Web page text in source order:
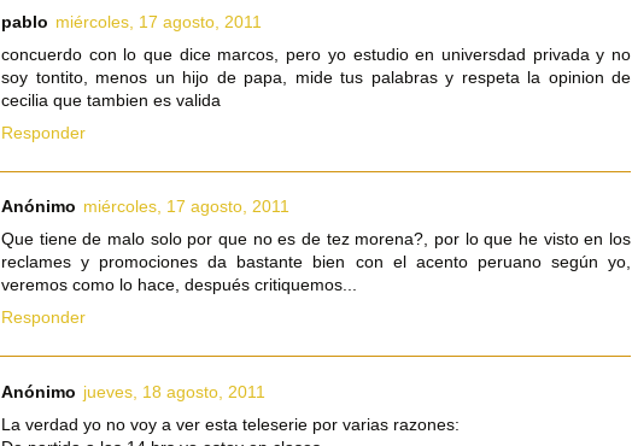
pablo miércoles, 17 agosto, 2011
concuerdo con lo que dice marcos, pero yo estudio en universdad privada y no
soy tontito, menos un hijo de papa, mide tus palabras y respeta la opinion de
cecilia que tambien es valida
Responder
Anónimo miércoles, 17 agosto, 2011
Que tiene de malo solo por que no es de tez morena?, por lo que he visto en los
reclames y promociones da bastante bien con el acento peruano según yo,
veremos como lo hace, después critiquemos...
Responder
Anónimo jueves, 18 agosto, 2011
La verdad yo no voy a ver esta teleserie por varias razones: